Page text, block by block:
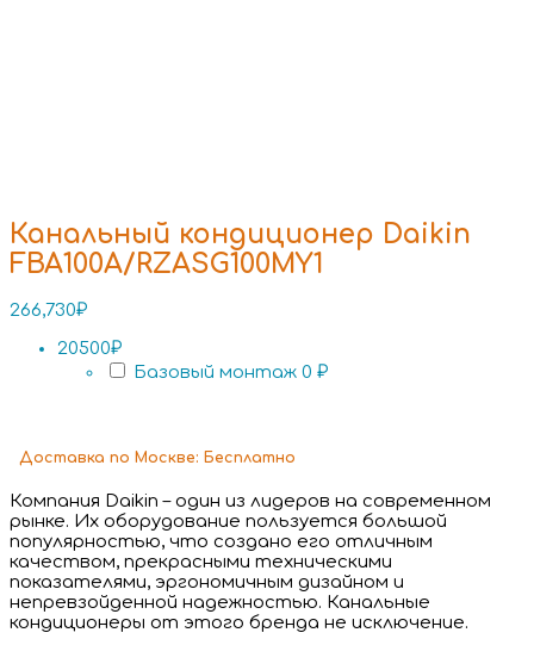
Канальный кондиционер Daikin
FBA100A/RZASG100MY1
266,730₽
20500₽
Базовый монтаж 0 ₽
Доставка по Москве: Бесплатно
Компания Daikin – один из лидеров на современном
рынке. Их оборудование пользуется большой
популярностью, что создано его отличным
качеством, прекрасными техническими
показателями, эргономичным дизайном и
непревзойденной надежностью. Канальные
кондиционеры от этого бренда не исключение.